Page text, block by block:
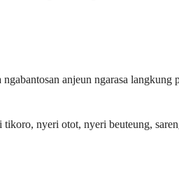
anjeun ngarasa langkung
nyeri otot, nyeri beuteung,